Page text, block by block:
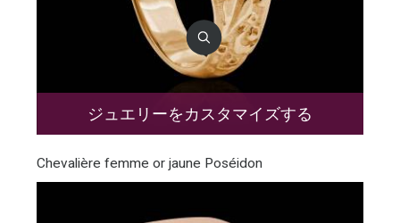
ジュエリーをカスタマイズする
Chevalière femme or jaune Poséidon